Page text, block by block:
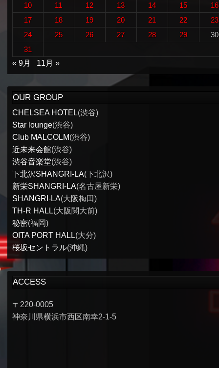
10
11 12 13 14 15
16
17
18 19 20 21 22
23
24
25 26 27 28 29
30
31
« 9月
11月 »
OUR GROUP
CHELSEA HOTEL(渋谷)
Star lounge(渋谷)
Club MALCOLM(渋谷)
近未来会館(渋谷)
渋谷音楽堂(渋谷)
下北沢SHANGRI-LA(下北沢)
新栄SHANGRI-LA(名古屋新栄)
SHANGRI-LA(大阪梅田)
TH-R HALL(大阪関大前)
秘密(福岡)
OITA PORT HALL(大分)
桜坂セントラル(沖縄)
ACCESS
〒220-0005
神奈川県横浜市西区南幸2-1-5